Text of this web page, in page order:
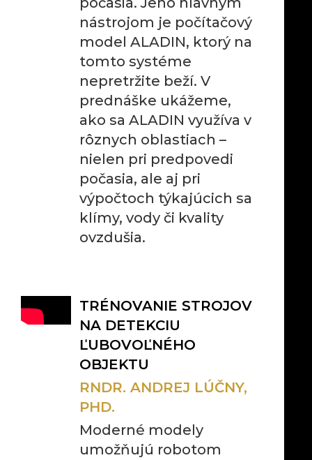
nástrojom je počítačový
model ALADIN, ktorý na
tomto systéme
nepretržite beží. V
prednáške ukážeme,
ako sa ALADIN využíva v
rôznych oblastiach –
nielen pri predpovedi
počasia, ale aj pri
výpočtoch týkajúcich sa
klímy, vody či kvality
ovzdušia.
TRÉNOVANIE STROJOV
NA DETEKCIU
ĽUBOVOĽNÉHO
OBJEKTU
RNDR. ANDREJ LÚČNY,
PHD.
Moderné modely
umožňujú robotom